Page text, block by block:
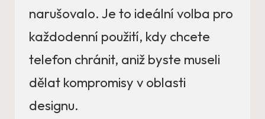
narušovalo. Je to ideální volba pro
každodenní použití, kdy chcete
telefon chránit, aniž byste museli
dělat kompromisy v oblasti
designu.